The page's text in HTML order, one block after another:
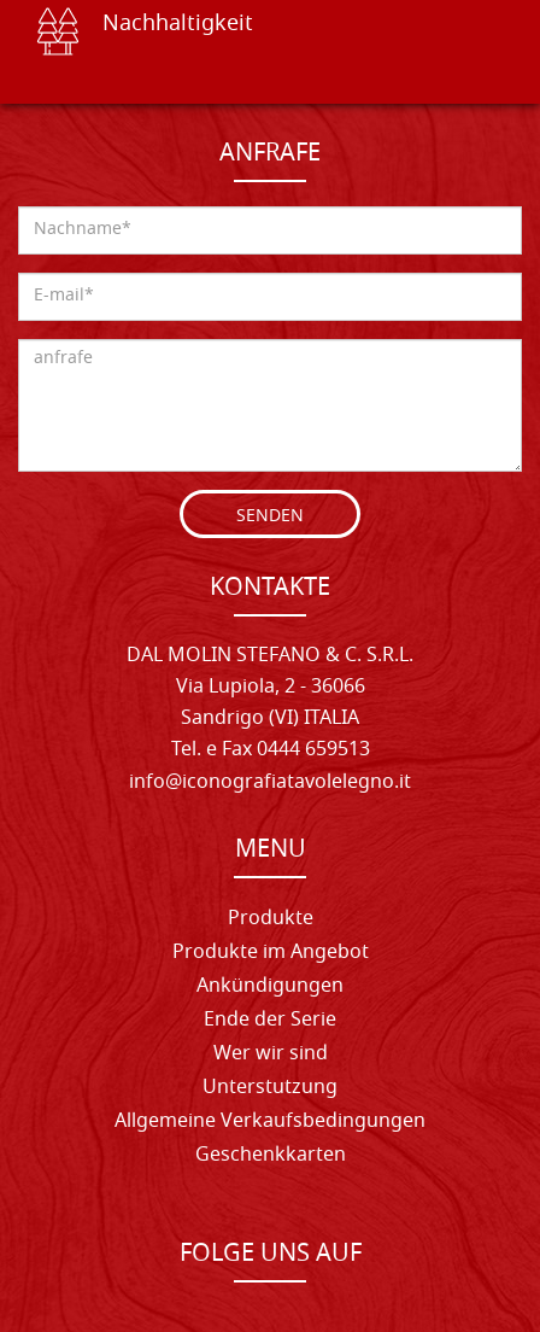
Nachhaltigkeit
ANFRAFE
SENDEN
KONTAKTE
DAL MOLIN STEFANO & C. S.R.L.
Via Lupiola, 2 - 36066
Sandrigo (VI) ITALIA
Tel. e Fax 0444 659513
info@iconografiatavolelegno.it
MENU
Produkte
Produkte im Angebot
Ankündigungen
Ende der Serie
Wer wir sind
Unterstutzung
Allgemeine Verkaufsbedingungen
Geschenkkarten
FOLGE UNS AUF